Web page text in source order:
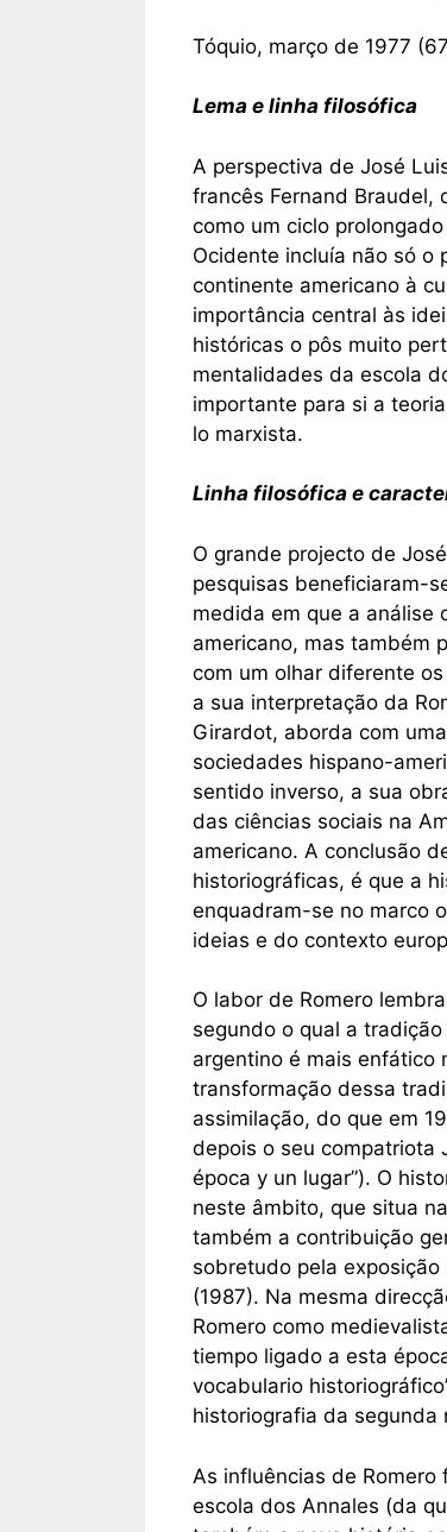
Tóquio, março de 1977
Lema e linha filosófica
A perspectiva de José
francês Fernand Braudel,
como um ciclo
Ocidente incluía não só o
continente americano à
importância central às
históricas o pôs muito
mentalidades da escola
importante para si a
lo marxista.
Linha filosófica e
O grande projecto de
pesquisas beneficiaram-
medida em que a análise
americano, mas também
com um olhar diferente
a sua interpretação da
Girardot, aborda com
sociedades hispano-
sentido inverso, a sua
das ciências sociais na
americano. A conclusão
historiográficas, é que a
enquadram-se no marco
ideias e do contexto
O labor de Romero
segundo o qual a
argentino é mais enfático
transformação dessa
assimilação, do que em
depois o seu compatriota
época y un lugar”). O
neste âmbito, que situa
também a contribuição
sobretudo pela
(1987). Na mesma
Romero como
tiempo ligado a esta
vocabulario
historiografia da segunda
As influências de Romero
escola dos Annales (da